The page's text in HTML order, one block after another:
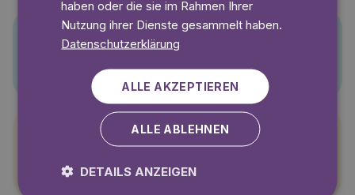
haben oder die sie im Rahmen Ihrer
Nutzung ihrer Dienste gesammelt haben.
Datenschutzerklärung
ALLE AKZEPTIEREN
ALLE ABLEHNEN
DETAILS ANZEIGEN